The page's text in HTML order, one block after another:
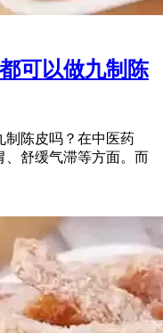
可以做九制陈
制陈皮吗？在中医药
、舒缓气滞等方面。而